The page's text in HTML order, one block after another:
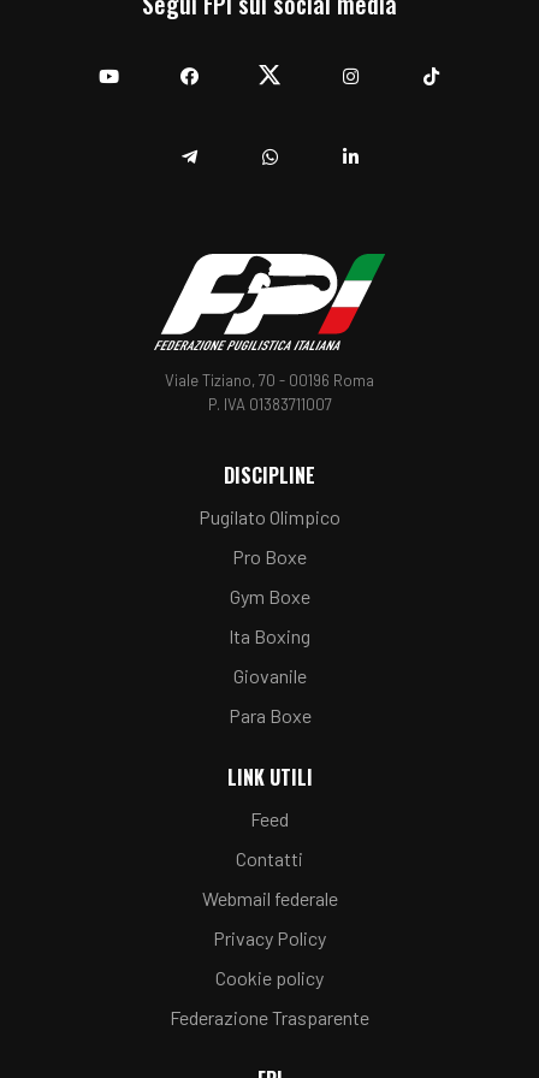
Viale Tiziano, 70 - 00196 Roma
P. IVA 01383711007
DISCIPLINE
Pugilato Olimpico
Pro Boxe
Gym Boxe
Ita Boxing
Giovanile
Para Boxe
LINK UTILI
Feed
Contatti
Webmail federale
Privacy Policy
Cookie policy
Federazione Trasparente